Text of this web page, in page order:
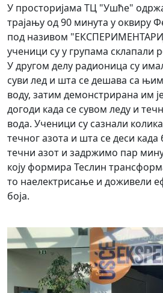
У просторијама ТЦ "Ушће"
трајању од 90 минута у оквиру
под називом
ученици су у групама склапали
У другом делу радионица су
суви лед и шта се дешава са
воду, затим демонстрирана им
догоди када се сувом леду и
вода. Ученици су сазнали
течног азота и шта се деси
течни азот и задржимо пар
коју формира Теслин
то наелектрисање и доживели
боја.